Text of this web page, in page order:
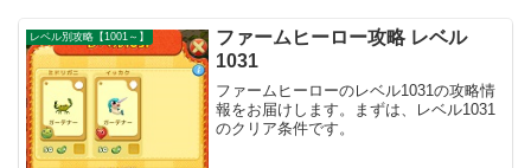
レベル別攻略【1001～】
ファームヒーロー攻略 レベル
1031
ファームヒーローのレベル1031の攻略情
報をお届けします。まずは、レベル1031
のクリア条件です。